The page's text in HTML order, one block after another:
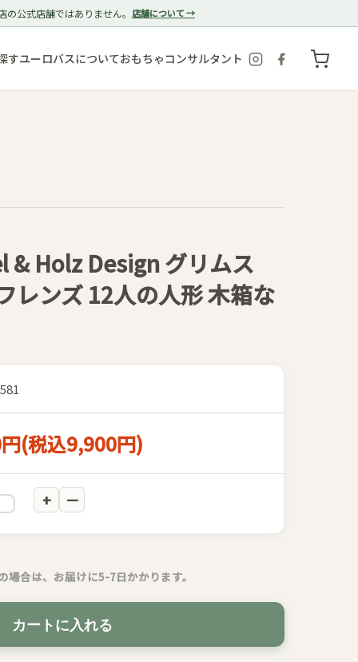
の公式店舗ではありません。 店舗について →
すユーロバスについておもちゃコンサルタント
& Holz Design グリムス
レンズ 12人の人形 木箱な
(税込9,900円)
合は、お届けに5-7日かかります。
カートに入れる